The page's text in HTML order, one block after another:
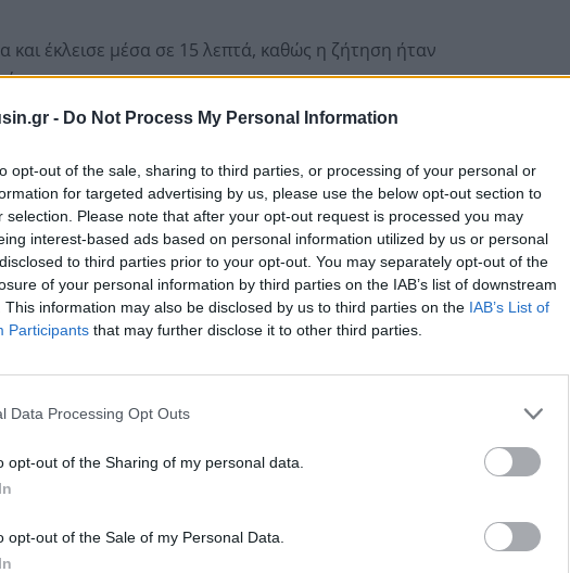
- Do Not Process My Personal Information
opt-out of the sale, sharing to third parties, or processing of your personal or
for targeted advertising by us, please use the below opt-out section to
selection. Please note that after your opt-out request is processed you may
interest-based ads based on personal information utilized by us or personal
to third parties prior to your opt-out. You may separately opt-out of the
of your personal information by third parties on the IAB’s list of downstream
This information may also be disclosed by us to third parties on the IAB’s List of
Participants that may further disclose it to other third parties.
Data Processing Opt Outs
opt-out of the Sharing of my personal data.
opt-out of the Sale of my Personal Data.
έκλεισε μέσα σε 15 λεπτά, καθώς η ζήτηση ήταν
εισέπραξε 118 εκατ. ευρώ.
στις αρχές Μαρτίου είχε διαθέσει το 2,4% των
εισπράττοντας 109,1 εκατ. ευρώ.